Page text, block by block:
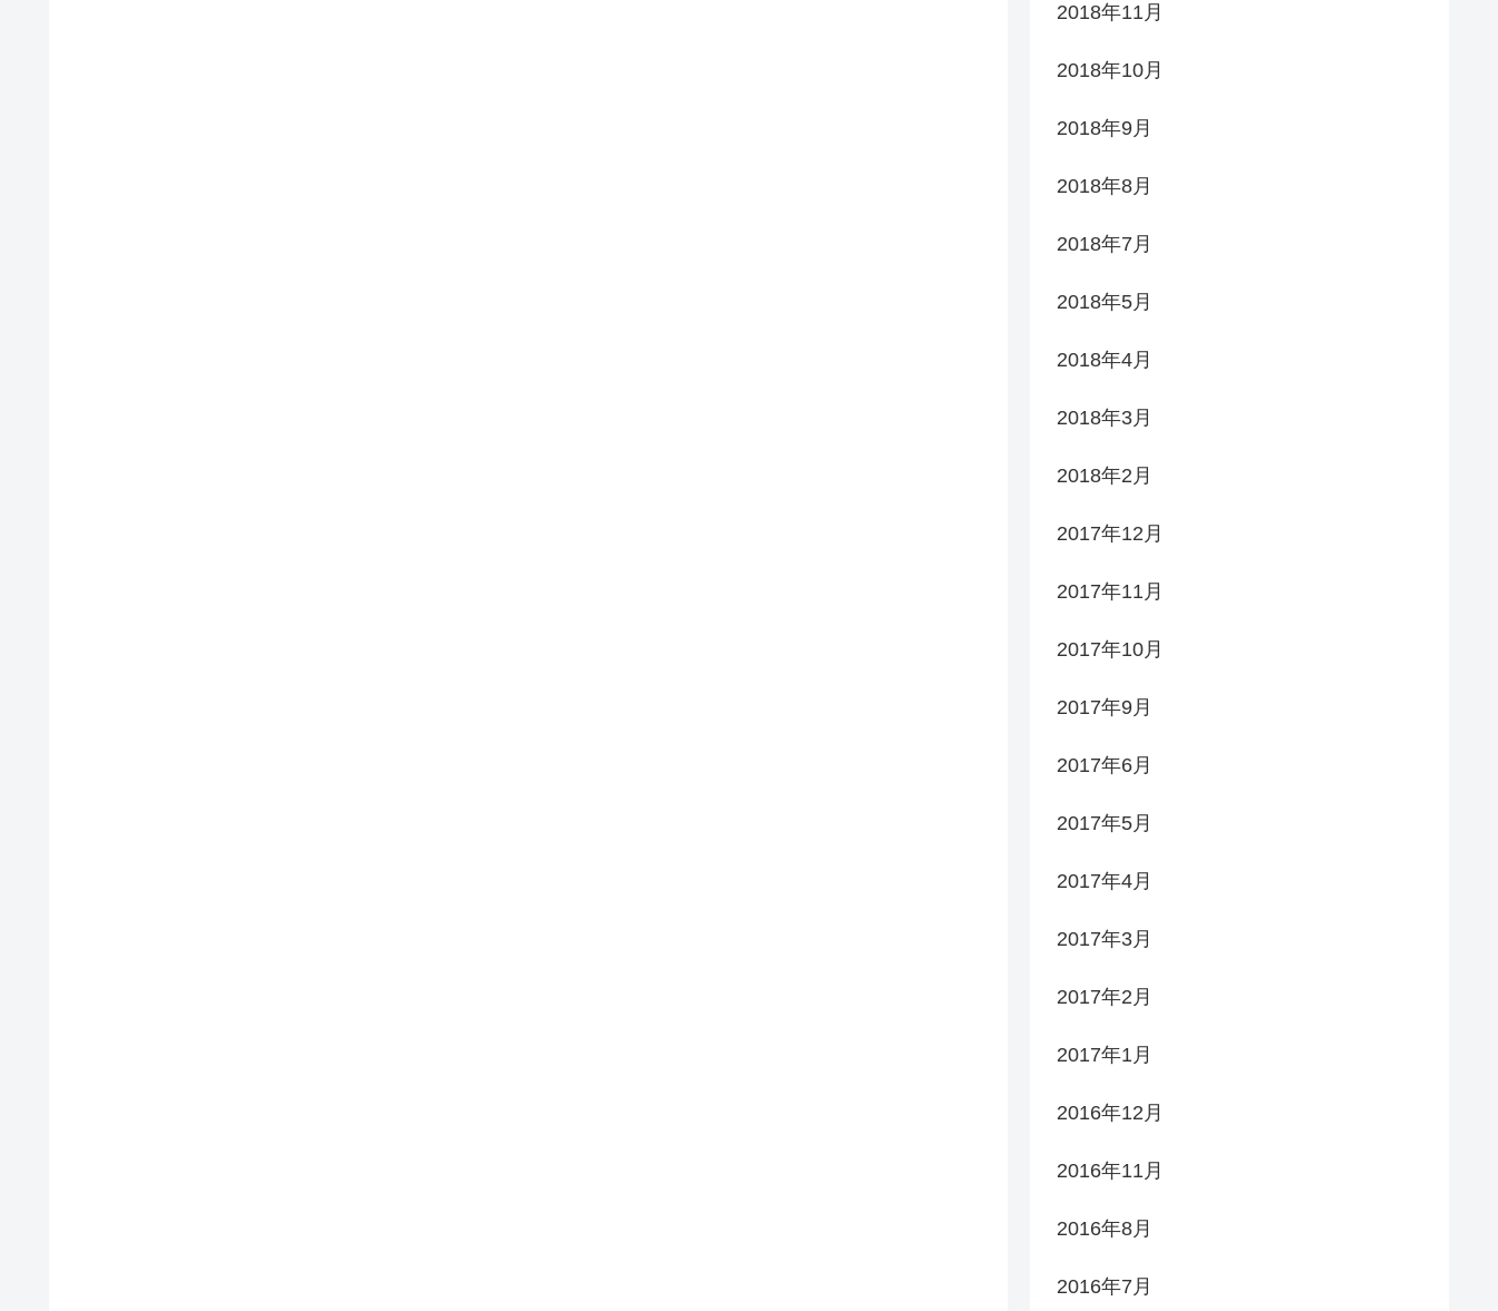
2018年11月
2018年10月
2018年9月
2018年8月
2018年7月
2018年5月
2018年4月
2018年3月
2018年2月
2017年12月
2017年11月
2017年10月
2017年9月
2017年6月
2017年5月
2017年4月
2017年3月
2017年2月
2017年1月
2016年12月
2016年11月
2016年8月
2016年7月